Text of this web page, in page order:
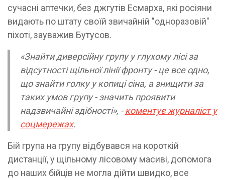
сучасні аптечки, без джгутів Есмарха, які росіяни
видають по штату своїй звичайній "одноразовій"
піхоті, зауважив Бутусов.
«Знайти диверсійну групу у глухому лісі за
відсутності щільної лінії фронту - це все одно,
що знайти голку у копиці сіна, а знищити за
таких умов групу - значить проявити
надзвичайні здібності», -коментує журналіст у
соцмережах.
Бій група на групу відбувався на короткій
дистанції, у щільному лісовому масиві, допомога
до наших бійців не могла дійти швидко, все